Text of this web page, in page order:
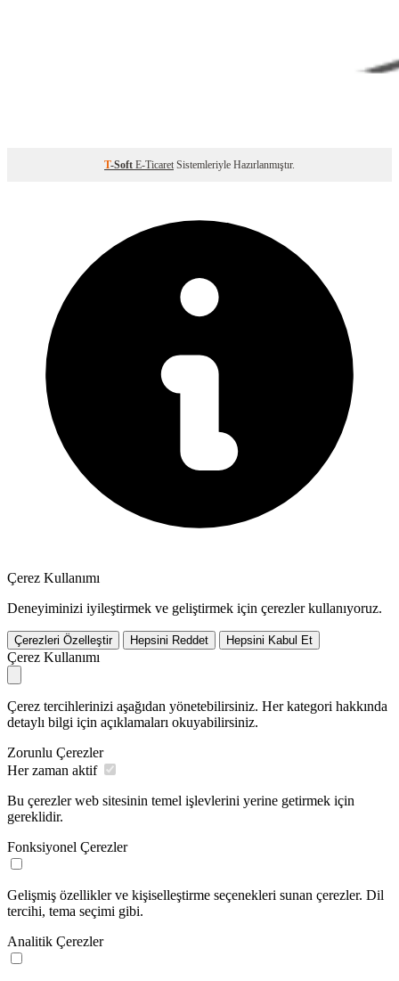
T-Soft E-Ticaret Sistemleriyle Hazırlanmıştır.
Çerez Kullanımı
Deneyiminizi iyileştirmek ve geliştirmek için çerezler kullanıyoruz.
Çerezleri Özelleştir Hepsini Reddet Hepsini Kabul Et
Çerez Kullanımı
Çerez tercihlerinizi aşağıdan yönetebilirsiniz. Her kategori hakkında
detaylı bilgi için açıklamaları okuyabilirsiniz.
Zorunlu Çerezler
Her zaman aktif
Bu çerezler web sitesinin temel işlevlerini yerine getirmek için
gereklidir.
Fonksiyonel Çerezler
Gelişmiş özellikler ve kişiselleştirme seçenekleri sunan çerezler. Dil
tercihi, tema seçimi gibi.
Analitik Çerezler